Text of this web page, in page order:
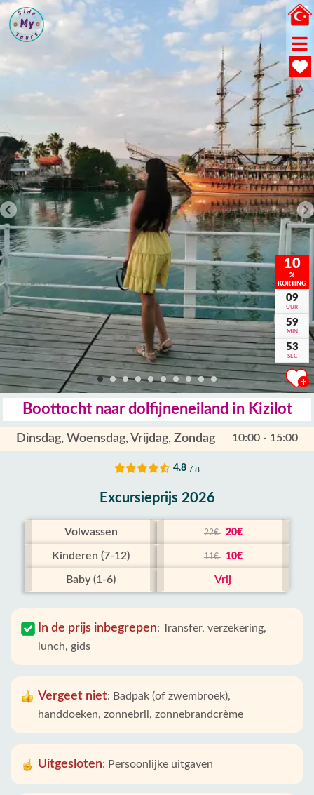
10
%
KORTING
09
UUR
59
MIN
52
SEC
Boottocht naar dolfijneneiland in Kizilot
Dinsdag, Woensdag, Vrijdag, Zondag 10:00 - 15:00
4.8 / 8
Excursieprijs 2026
Volwassen 22€ 20€
Kinderen (7-12) 11€ 10€
Baby (1-6) Vrij
In de prijs inbegrepen: Transfer, verzekering,
lunch, gids
Vergeet niet: Badpak (of zwembroek),
handdoeken, zonnebril, zonnebrandcrème
Uitgesloten: Persoonlijke uitgaven